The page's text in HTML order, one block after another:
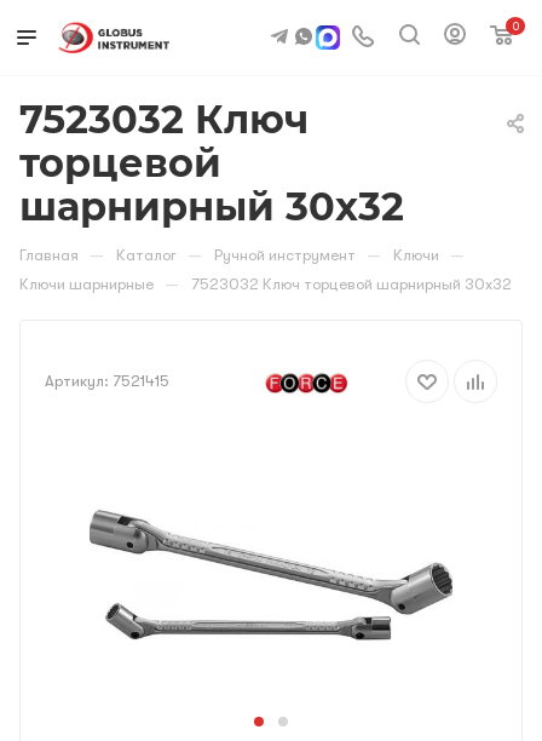
0
7523032 Ключ
торцевой
шарнирный 30х32
Главная — Каталог — Ручной инструмент — Ключи —
Ключи шарнирные — 7523032 Ключ торцевой шарнирный 30х32
Артикул: 7521415